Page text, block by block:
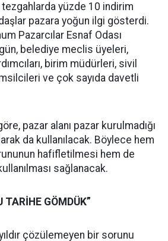
tezgahlarda yüzde 10 indirim
pazara yoğun ilgi gösterdi.
Pazarcılar Esnaf Odası
belediye meclis üyeleri,
birim müdürleri, sivil
ve çok sayıda davetli
pazar alanı pazar kurulmadığı
da kullanılacak. Böylece hem
hafifletilmesi hem de
sağlanacak.
TARİHE GÖMDÜK”
çözülemeyen bir sorunu